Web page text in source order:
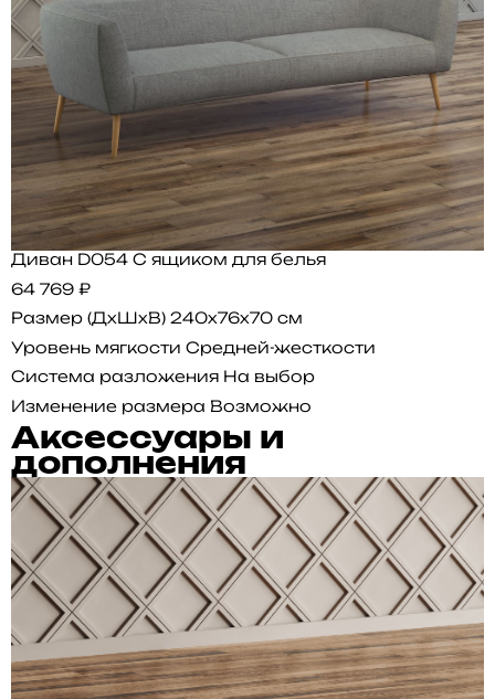
Диван D054 С ящиком для белья
64 769 ₽
Размер (ДхШхВ) 240x76x70 см
Уровень мягкости Средней-жесткости
Система разложения На выбор
Изменение размера Возможно
Аксессуары и
дополнения